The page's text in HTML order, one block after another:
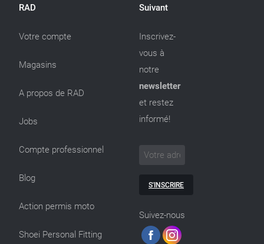
RAD
Votre compte
Magasins
A propos de RAD
Jobs
Compte professionnel
Blog
Action permis moto
Shoei Personal Fitting
Suivant
Inscrivez-
vous à
notre
newsletter
et restez
informé!
S'INSCRIRE
Suivez-nous